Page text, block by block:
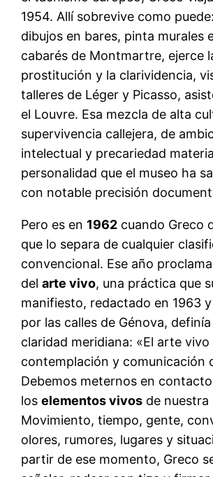
1954. Allí sobrevive como
dibujos en bares, pinta murales
cabarés de Montmartre, ejerce
prostitución y la clarividencia,
talleres de Léger y Picasso,
el Louvre. Esa mezcla de alta
supervivencia callejera, de
intelectual y precariedad
personalidad que el museo ha
con notable precisión
Pero es en 1962 cuando Greco
que lo separa de cualquier
convencional. Ese año
delarte vivo, una práctica que
manifiesto, redactado en 1963
por las calles de Génova,
claridad meridiana: «El arte vivo
contemplación y comunicación
Debemos meternos en
loselementos vivos de nuestra
Movimiento, tiempo, gente,
olores, rumores, lugares y
partir de ese momento, Greco